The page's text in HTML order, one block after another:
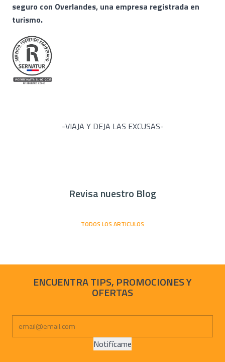
seguro con Overlandes, una empresa registrada en
turismo.
-VIAJA Y DEJA LAS EXCUSAS-
Revisa nuestro Blog
TODOS LOS ARTICULOS
ENCUENTRA TIPS, PROMOCIONES Y
OFERTAS
Notifícame